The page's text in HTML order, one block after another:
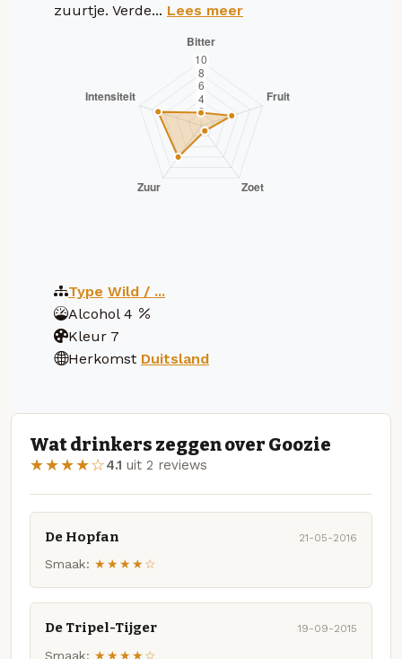
zuurtje. Verde... Lees meer
Type Wild / ...
Alcohol 4
Kleur 7
Herkomst Duitsland
Wat drinkers zeggen over Goozie
★★★★☆4.1 uit 2 reviews
De Hopfan 21-05-2016
Smaak: ★★★★☆
De Tripel-Tijger 19-09-2015
Smaak: ★★★★☆